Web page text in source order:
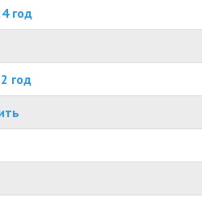
год
год